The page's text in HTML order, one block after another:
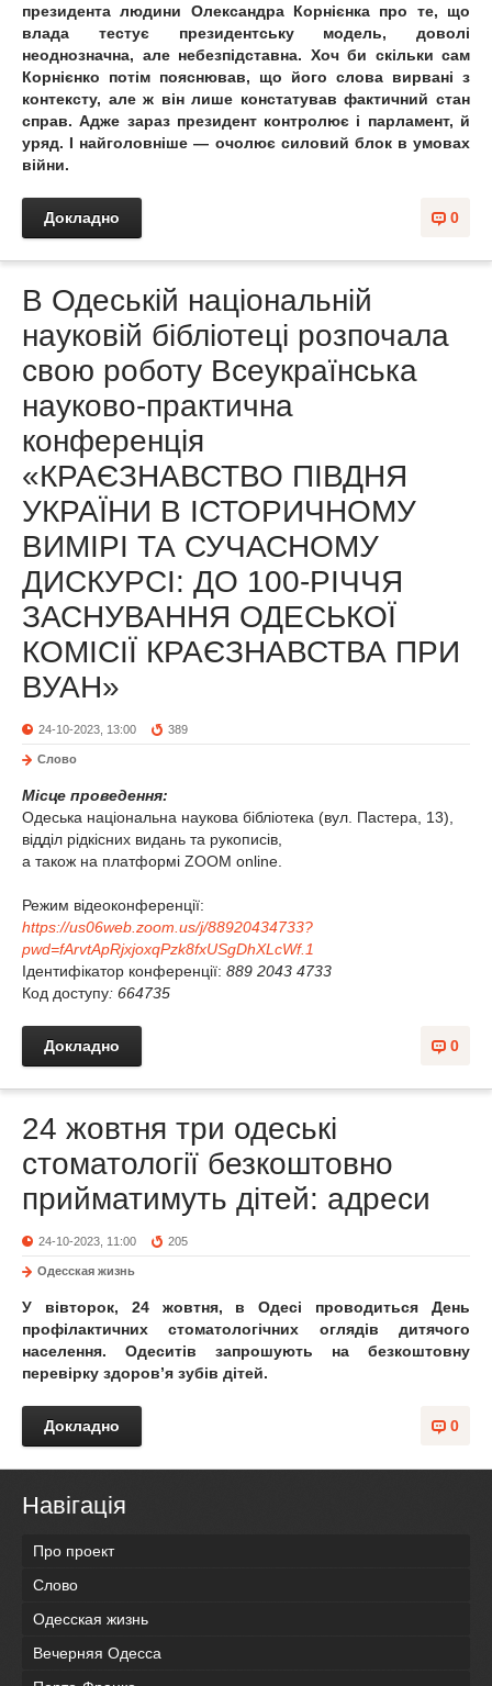
президента людини Олександра Корнієнка про те, що
влада тестує президентську модель, доволі
неоднозначна, але небезпідставна. Хоч би скільки сам
Корнієнко потім пояснював, що його слова вирвані з
контексту, але ж він лише констатував фактичний стан
справ. Адже зараз президент контролює і парламент, й
уряд. І найголовніше — очолює силовий блок в умовах
війни.
0
Докладно
В Одеській національній
науковій бібліотеці розпочала
свою роботу Всеукраїнська
науково-практична
конференція
«КРАЄЗНАВСТВО ПІВДНЯ
УКРАЇНИ В ІСТОРИЧНОМУ
ВИМІРІ ТА СУЧАСНОМУ
ДИСКУРСІ: ДО 100-РІЧЧЯ
ЗАСНУВАННЯ ОДЕСЬКОЇ
КОМІСІЇ КРАЄЗНАВСТВА ПРИ
ВУАН»
24-10-2023, 13:00 389
Слово
Місце проведення:
Одеська національна наукова бібліотека (вул. Пастера, 13),
відділ рідкісних видань та рукописів,
а також на платформі ZOOM online.
Режим відеоконференції:
https://us06web zoom us/j/88920434733?
pwd=fArvtApRjxjoxqPzk8fxUSgDhXLcWf.1
Ідентифікатор конференції: 889 2043 4733
Код доступу: 664735
0
Докладно
24 жовтня три одеські
стоматології безкоштовно
прийматимуть дітей: адреси
24-10-2023, 11:00 205
Одесская жизнь
У вівторок, 24 жовтня, в Одесі проводиться День
профілактичних стоматологічних оглядів дитячого
населення. Одеситів запрошують на безкоштовну
перевірку здоров’я зубів дітей.
0
Докладно
Навігація
Про проект
Слово
Одесская жизнь
Вечерняя Одесса